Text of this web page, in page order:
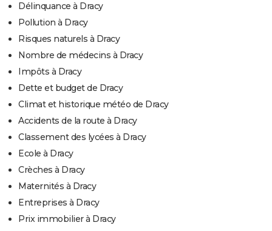
Délinquance à Dracy
Pollution à Dracy
Risques naturels à Dracy
Nombre de médecins à Dracy
Impôts à Dracy
Dette et budget de Dracy
Climat et historique météo de Dracy
Accidents de la route à Dracy
Classement des lycées à Dracy
Ecole à Dracy
Crèches à Dracy
Maternités à Dracy
Entreprises à Dracy
Prix immobilier à Dracy